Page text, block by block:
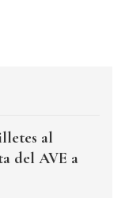
al
del AVE a